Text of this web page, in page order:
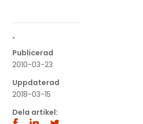
´
Publicerad
2010-03-23
Uppdaterad
2018-03-15
Dela artikel: